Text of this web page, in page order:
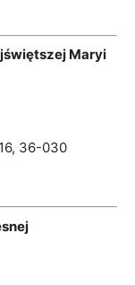
Maryi
36-030